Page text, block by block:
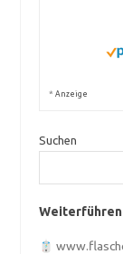
* Anzeige
Suchen